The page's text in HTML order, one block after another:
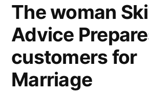
The woman
Advice
customers for
Marriage